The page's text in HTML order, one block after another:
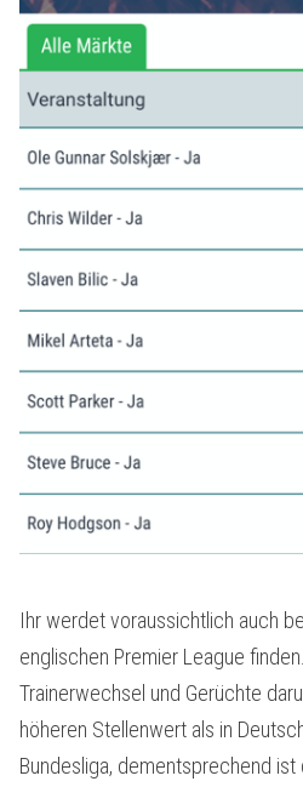
Ihr werdet voraussichtlich auch
englischen Premier League
Trainerwechsel und Gerüchte
höheren Stellenwert als in
Bundesliga, dementsprechend